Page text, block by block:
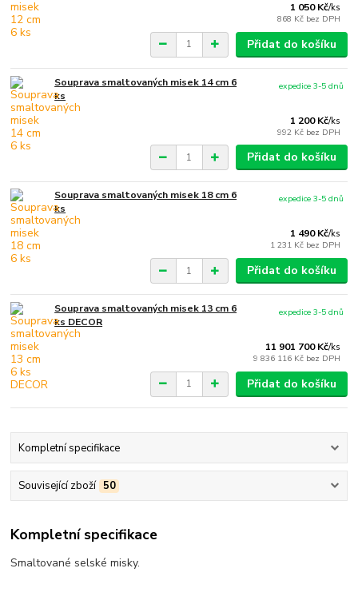
1 050 Kč/ks
868 Kč bez DPH
Přidat do košíku
Souprava smaltovaných misek 14 cm 6
ks
1 200 Kč/ks
992 Kč bez DPH
expedice 3-5 dnů
Přidat do košíku
Souprava smaltovaných misek 18 cm 6
ks
1 490 Kč/ks
1 231 Kč bez DPH
expedice 3-5 dnů
Přidat do košíku
Souprava smaltovaných misek 13 cm 6
ks DECOR
11 901 700 Kč/ks
9 836 116 Kč bez DPH
expedice 3-5 dnů
Přidat do košíku
Kompletní specifikace
Související zboží 50
Kompletní specifikace
Smaltované selské misky.